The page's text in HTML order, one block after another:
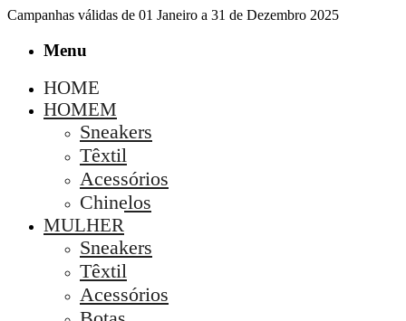
Campanhas válidas de 01 Janeiro a 31 de Dezembro 2025
Menu
HOME
HOMEM
Sneakers
Têxtil
Acessórios
Chinelos
MULHER
Sneakers
Têxtil
Acessórios